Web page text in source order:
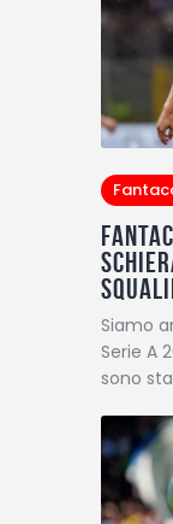
Siamo
Serie A
sono